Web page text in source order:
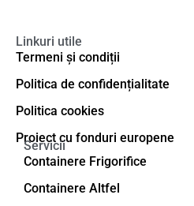
Linkuri utile
Termeni și condiții
Politica de confidențialitate
Politica cookies
Proiect cu fonduri europene
Servicii
Containere Frigorifice
Containere Altfel